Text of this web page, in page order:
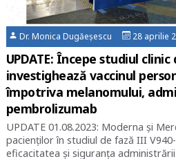
Dr. Monica Dugăeșescu 28 aprilie
UPDATE: Începe studiul
investighează vaccinul
împotriva melanomului,
pembrolizumab
UPDATE 01.08.2023: Moderna şi
pacienţilor în studiul de fază III
eficacitatea şi siguranţa